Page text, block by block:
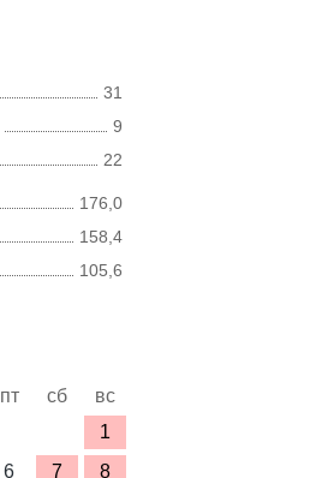
31
9
22
176,0
158,4
105,6
пт сб
вс
1
6 7 8